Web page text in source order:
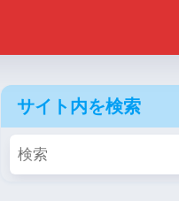
サイト内を検索